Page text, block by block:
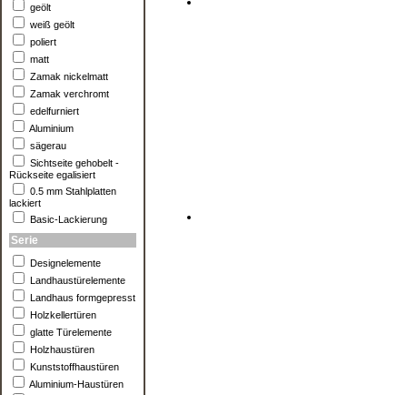
geölt
weiß geölt
poliert
matt
Zamak nickelmatt
Zamak verchromt
edelfurniert
Aluminium
sägerau
Sichtseite gehobelt -
Rückseite egalisiert
0.5 mm Stahlplatten
lackiert
Basic-Lackierung
Serie
Designelemente
Landhaustürelemente
Landhaus formgepresst
Holzkellertüren
glatte Türelemente
Holzhaustüren
Kunststoffhaustüren
Aluminium-Haustüren